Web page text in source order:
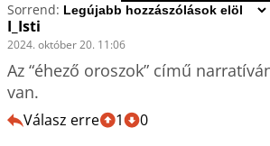
Sorrend:
I_Isti
2024. október 20. 11:06
Az “éhező oroszok” című
van.
Válasz erre 1 0